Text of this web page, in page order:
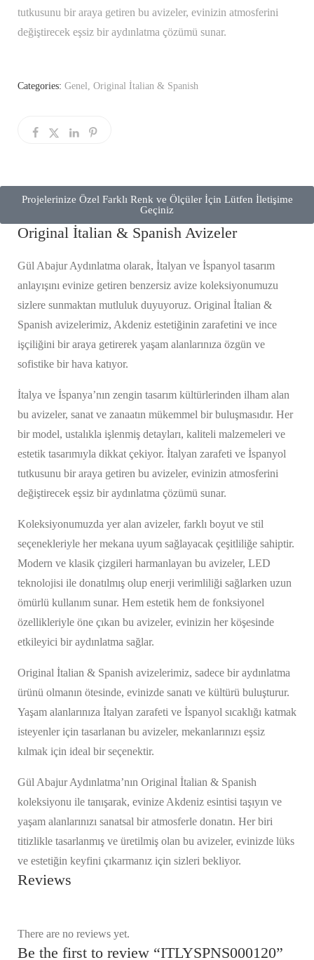
tutkusunu bir araya getiren bu avizeler, evinizin atmosferini
değiştirecek eşsiz bir aydınlatma çözümü sunar.
Categories: Genel , Original İtalian & Spanish
Projelerinize Özel Farklı Renk ve Ölçüler İçin Lütfen İletişime
Geçiniz
Original İtalian & Spanish Avizeler
Gül Abajur Aydınlatma olarak, İtalyan ve İspanyol tasarım
anlayışını evinize getiren benzersiz avize koleksiyonumuzu
sizlere sunmaktan mutluluk duyuyoruz. Original İtalian &
Spanish avizelerimiz, Akdeniz estetiğinin zarafetini ve ince
işçiliğini bir araya getirerek yaşam alanlarınıza özgün ve
sofistike bir hava katıyor.
İtalya ve İspanya’nın zengin tasarım kültürlerinden ilham alan
bu avizeler, sanat ve zanaatın mükemmel bir buluşmasıdır. Her
bir model, ustalıkla işlenmiş detayları, kaliteli malzemeleri ve
estetik tasarımıyla dikkat çekiyor. İtalyan zarafeti ve İspanyol
tutkusunu bir araya getiren bu avizeler, evinizin atmosferini
değiştirecek eşsiz bir aydınlatma çözümü sunar.
Koleksiyonumuzda yer alan avizeler, farklı boyut ve stil
seçenekleriyle her mekana uyum sağlayacak çeşitliliğe sahiptir.
Modern ve klasik çizgileri harmanlayan bu avizeler, LED
teknolojisi ile donatılmış olup enerji verimliliği sağlarken uzun
ömürlü kullanım sunar. Hem estetik hem de fonksiyonel
özellikleriyle öne çıkan bu avizeler, evinizin her köşesinde
etkileyici bir aydınlatma sağlar.
Original İtalian & Spanish avizelerimiz, sadece bir aydınlatma
ürünü olmanın ötesinde, evinizde sanatı ve kültürü buluşturur.
Yaşam alanlarınıza İtalyan zarafeti ve İspanyol sıcaklığı katmak
isteyenler için tasarlanan bu avizeler, mekanlarınızı eşsiz
kılmak için ideal bir seçenektir.
Gül Abajur Aydınlatma’nın Original İtalian & Spanish
koleksiyonu ile tanışarak, evinize Akdeniz esintisi taşıyın ve
yaşam alanlarınızı sanatsal bir atmosferle donatın. Her biri
titizlikle tasarlanmış ve üretilmiş olan bu avizeler, evinizde lüks
ve estetiğin keyfini çıkarmanız için sizleri bekliyor.
Reviews
There are no reviews yet.
Be the first to review “ITLYSPNS000120”